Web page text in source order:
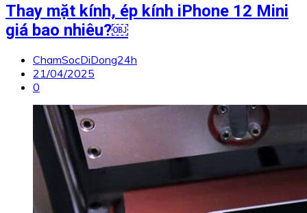
Thay mặt kính, ép kính iPhone 12 Mini
giá bao nhiêu?￼
ChamSocDiDong24h
21/04/2025
0